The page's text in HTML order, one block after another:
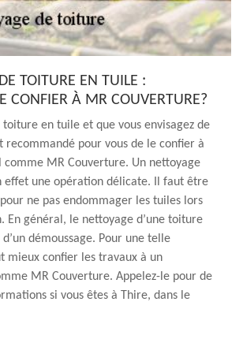
TOITURE EN TUILE :
CONFIER À MR COUVERTURE?
toiture en tuile et que vous envisagez de
recommandé pour vous de le confier à
comme MR Couverture. Un nettoyage
effet une opération délicate. Il faut être
ne pas endommager les tuiles lors
En général, le nettoyage d’une toiture
démoussage. Pour une telle
mieux confier les travaux à un
MR Couverture. Appelez-le pour de
si vous êtes à Thire, dans le